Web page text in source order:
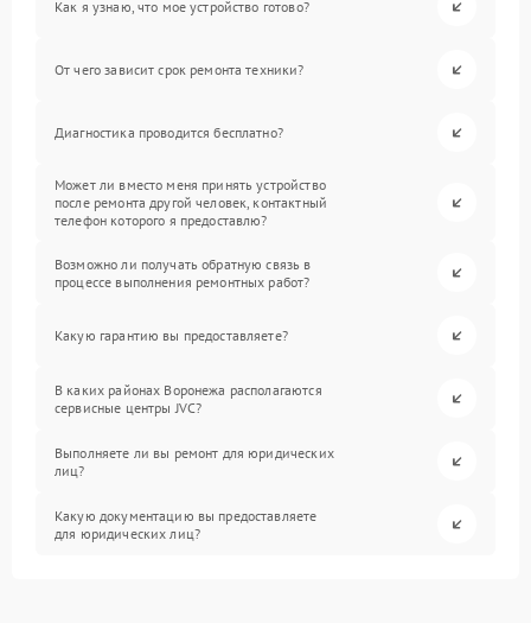
Как я узнаю, что мое устройство готово?
От чего зависит срок ремонта техники?
Диагностика проводится бесплатно?
Может ли вместо меня принять устройство
после ремонта другой человек, контактный
телефон которого я предоставлю?
Возможно ли получать обратную связь в
процессе выполнения ремонтных работ?
Какую гарантию вы предоставляете?
В каких районах Воронежа располагаются
сервисные центры JVC?
Выполняете ли вы ремонт для юридических
лиц?
Какую документацию вы предоставляете
для юридических лиц?